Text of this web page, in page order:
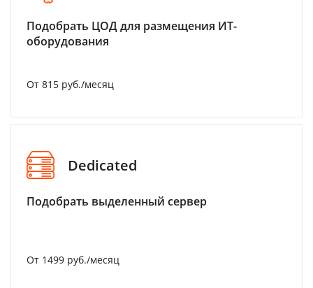
Подобрать ЦОД для размещения ИТ-
оборудования
От 815 руб./месяц
Dedicated
Подобрать выделенный сервер
От 1499 руб./месяц